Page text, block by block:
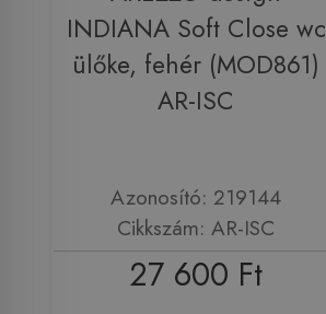
INDIANA Soft Close wc
ülőke, fehér (MOD861)
AR-ISC
Azonosító: 219144
Cikkszám: AR-ISC
27 600 Ft